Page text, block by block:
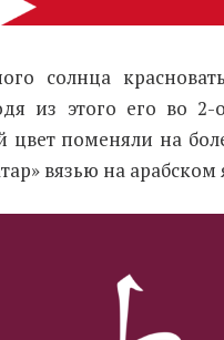
солнца
из этого его во
цвет поменяли на
вязью на арабском